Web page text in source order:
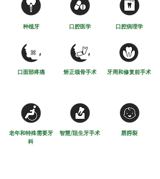
种植牙
口面部疼痛
老年和特殊需要牙
科
口腔医学 口腔病理学
矫正颌骨手术 牙周和修复前手术
智慧/阻生牙手术 唇腭裂